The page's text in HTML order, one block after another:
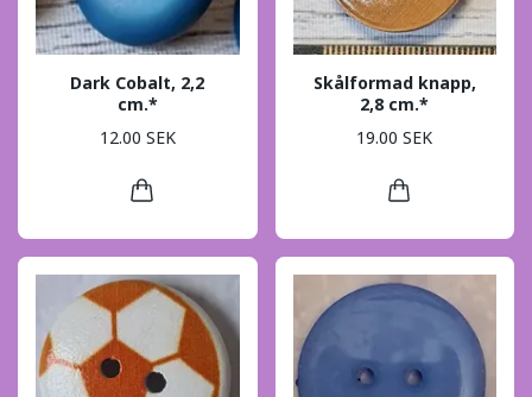
Dark Cobalt, 2,2
cm.*
12.00 SEK
Skålformad knapp,
2,8 cm.*
19.00 SEK